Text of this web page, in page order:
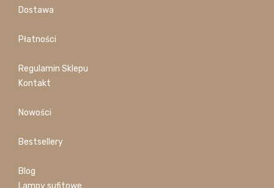
Dostawa
Płatności
Regulamin Sklepu
Kontakt
Nowości
Bestsellery
Blog